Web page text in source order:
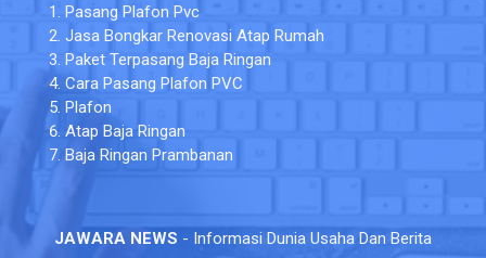
Pasang Plafon Pvc
Jasa Bongkar Renovasi Atap Rumah
Paket Terpasang Baja Ringan
Cara Pasang Plafon PVC
Plafon
Atap Baja Ringan
Baja Ringan Prambanan
JAWARA NEWS - Informasi Dunia Usaha Dan Berita